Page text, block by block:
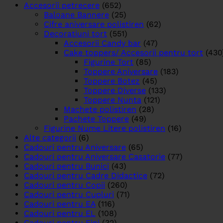
Accesorii petrecere (652)
Baloane Bannere (25)
Cifre aniversare polistiren (62)
Decoratiuni tort (551)
Accesorii Candy bar (47)
Cake toppers/ Accesorii pentru tort
Figurine Tort (85)
Toppere Aniversare (183)
Toppere Botez (45)
Toppere Diverse (133)
Toppere Nunta (121)
Machete polistiren (28)
Pachete Toppere (49)
Figurine Nume Litere polistiren (16)
Alte categorii (6)
Cadouri pentru Aniversare (65)
Cadouri pentru Aniversare Casatorie (77)
Cadouri pentru Bunici (43)
Cadouri pentru Cadre Didactice (72)
Cadouri pentru Copii (260)
Cadouri pentru Cupluri (71)
Cadouri pentru EA (116)
Cadouri pentru EL (108)